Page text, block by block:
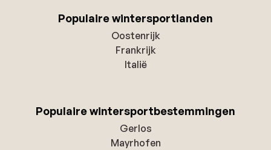
Populaire wintersportlanden
Oostenrijk
Frankrijk
Italië
Populaire wintersportbestemmingen
Gerlos
Mayrhofen